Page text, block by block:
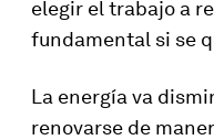
elegir el trabajo a
fundamental si se
La energía va
renovarse de